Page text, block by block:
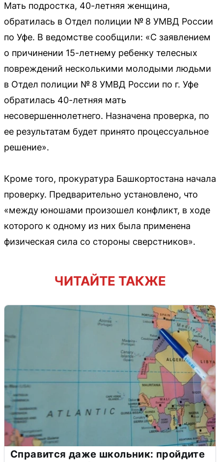
Мать подростка, 40-летняя женщина,
обратилась в Отдел полиции № 8 УМВД России
по Уфе. В ведомстве сообщили: «С заявлением
о причинении 15-летнему ребенку телесных
повреждений несколькими молодыми людьми
в Отдел полиции № 8 УМВД России по г. Уфе
обратилась 40-летняя мать
несовершеннолетнего. Назначена проверка, по
ее результатам будет принято процессуальное
решение».
Кроме того, прокуратура Башкортостана начала
проверку. Предварительно установлено, что
«между юношами произошел конфликт, в ходе
которого к одному из них была применена
физическая сила со стороны сверстников».
ЧИТАЙТЕ ТАКЖЕ
Справится даже школьник: пройдите